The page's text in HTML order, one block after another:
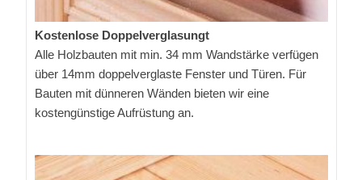
Kostenlose Doppelverglasungt
Alle Holzbauten mit min. 34 mm Wandstärke verfügen
über 14mm doppelverglaste Fenster und Türen. Für
Bauten mit dünneren Wänden bieten wir eine
kostengünstige Aufrüstung an.